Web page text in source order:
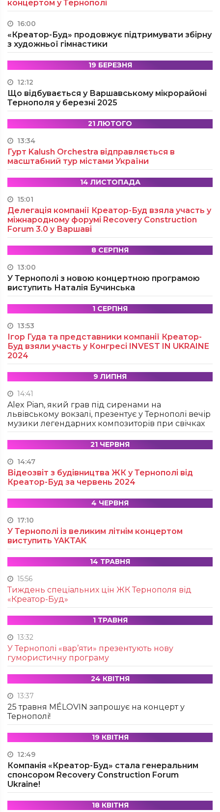
концертом у Тернополі
16:00
«Креатор-Буд» продовжує підтримувати збірну
з художньої гімнастики
19 БЕРЕЗНЯ
12:12
Що відбувається у Варшавському мікрорайоні
Тернополя у березні 2025
21 ЛЮТОГО
13:34
Гурт Kalush Orchestra відправляється в
масштабний тур містами України
14 ЛИСТОПАДА
15:01
Делегація компанії Креатор-Буд взяла участь у
міжнародному форумі Recovery Construction
Forum 3.0 у Варшаві
8 СЕРПНЯ
13:00
У Тернополі з новою концертною програмою
виступить Наталія Бучинська
1 СЕРПНЯ
13:53
Ігор Гуда та представники компанії Креатор-
Буд взяли участь у Конгресі INVEST IN UKRAINE
2024
9 ЛИПНЯ
14:41
Alex Pian, який грав під сиренами на
львівському вокзалі, презентує у Тернополі вечір
музики легендарних композиторів при свічках
21 ЧЕРВНЯ
14:47
Відеозвіт з будівництва ЖК у Тернополі від
Креатор-Буд за червень 2024
4 ЧЕРВНЯ
17:10
У Тернополі із великим літнім концертом
виступить YAKTAK
14 ТРАВНЯ
15:56
Тиждень спеціальних цін ЖК Тернополя від
«Креатор-Буд»
1 ТРАВНЯ
13:32
У Тернополі «вар’яти» презентують нову
гумористичну програму
24 КВІТНЯ
13:37
25 травня MÉLOVIN запрошує на концерт у
Тернополі!
19 КВІТНЯ
12:49
Компанія «Креатор-Буд» стала генеральним
спонсором Recovery Construction Forum
Ukraine!
18 КВІТНЯ